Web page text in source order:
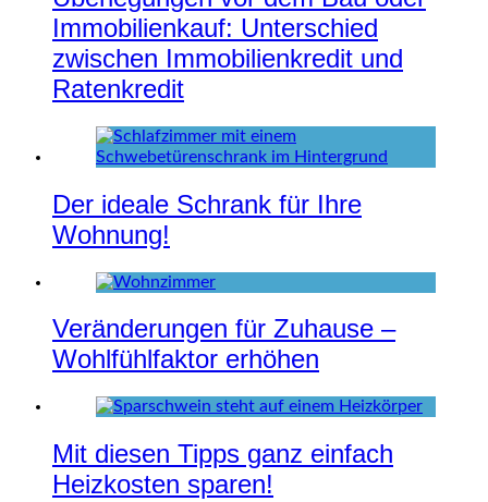
Immobilienkauf: Unterschied
zwischen Immobilienkredit und
Ratenkredit
Der ideale Schrank für Ihre
Wohnung!
Veränderungen für Zuhause –
Wohlfühlfaktor erhöhen
Mit diesen Tipps ganz einfach
Heizkosten sparen!